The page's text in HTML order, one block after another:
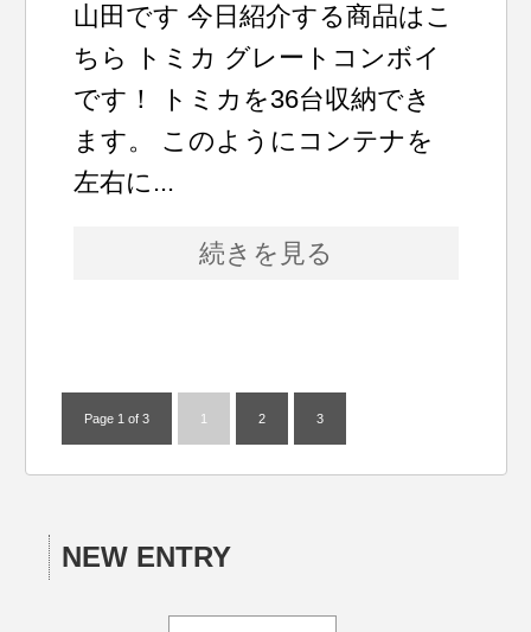
山田です 今日紹介する商品はこ
ちら トミカ グレートコンボイ
です！ トミカを36台収納でき
ます。 このようにコンテナを
左右に...
続きを見る
Page 1 of 3 1 2 3
NEW ENTRY